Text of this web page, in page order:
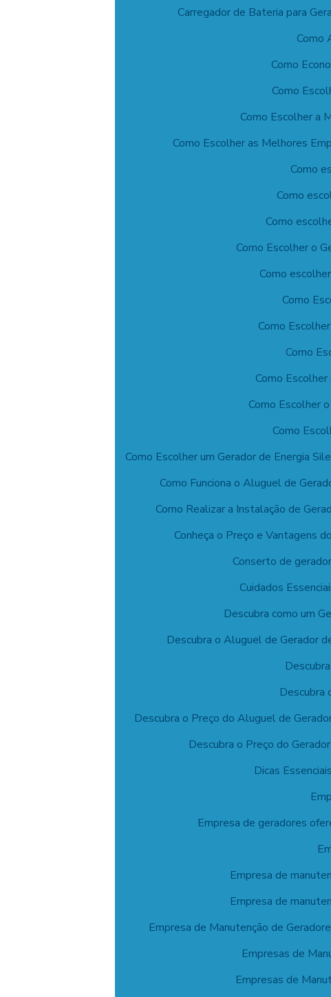
Carregador de Bateria para
Como
Como
Como
Como Escolher a
Como Escolher as Melhores
Como
Como
Como
Como Escolher o
Como
Como
Como
Como
Como
Como Escolher
Como
Como Escolher um Gerador de Energia
Como Funciona o Aluguel de
Como Realizar a Instalação de
Conheça o Preço e Vantagens
Conserto de
Cuidados
Descubra como um
Descubra o Aluguel de Gerador
Descubra
Descubra o Preço do Aluguel de
Descubra o Preço do
Dicas
Empresa de geradores
Empresa de
Empresa de
Empresa de Manutenção de
Empresas de
Empresas de